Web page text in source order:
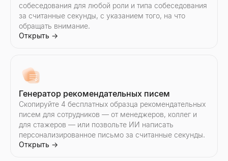
Создавайте B2B скрипты продаж за считанные секунды.
Открыть→
Генератор ответов ИИ
Вставьте ответ потенциального клиента — получите 3
Обработчик возражений в продажах
Вставьте любое возражение — получите тип, структуру
собеседования для любой роли и типа собеседования
за считанные секунды, с указанием того, на что
обращать внимание.
Открыть →
Генератор рекомендательных писем
Скопируйте 4 бесплатных образца рекомендательных
писем для сотрудников — от менеджеров, коллег и
для стажеров — или позвольте ИИ написать
персонализированное письмо за считанные секунды.
Открыть →